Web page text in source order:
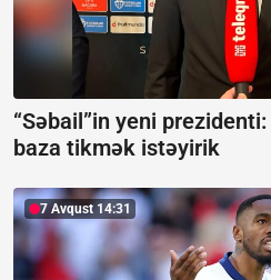
“Səbail”in yeni prezidenti:
baza tikmək istəyirik
7 Avqust 14:31